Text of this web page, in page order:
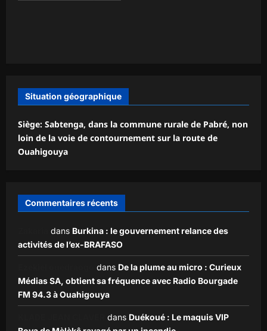
Situation géographique
Siège: Sabtenga, dans la commune rurale de Pabré, non
loin de la voie de contournement sur la route de
Ouahigouya
Commentaires récents
dans Burkina : le gouvernement relance des
activités de l’ex-BRAFASO
dans De la plume au micro : Curieux
Médias SA, obtient sa fréquence avec Radio Bourgade
FM 94.3 à Ouahigouya
dans Duékoué : Le maquis VIP